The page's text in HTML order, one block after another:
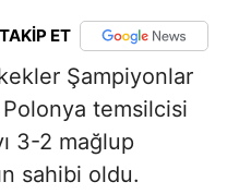
TAKİP ET
Şampiyonlar
temsilcisi
3-2 mağlup
sahibi oldu.